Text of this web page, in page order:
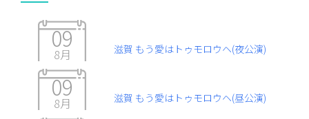
09
8月 滋賀 もう愛はトゥモロウヘ(夜公演)
09
8月 滋賀 もう愛はトゥモロウヘ(昼公演)